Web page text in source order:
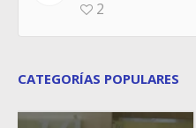
2
CATEGORÍAS POPULARES